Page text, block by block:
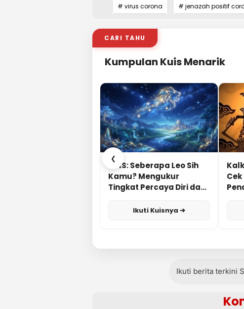
# virus corona # jenazah positif
CARI TAHU
Kumpulan Kuis Menarik
❮
KUIS: Seberapa Leo Sih
Kamu? Mengukur
Tingkat Percaya Diri dan
Ikuti Kuisnya ➔
Ikuti berita terkini